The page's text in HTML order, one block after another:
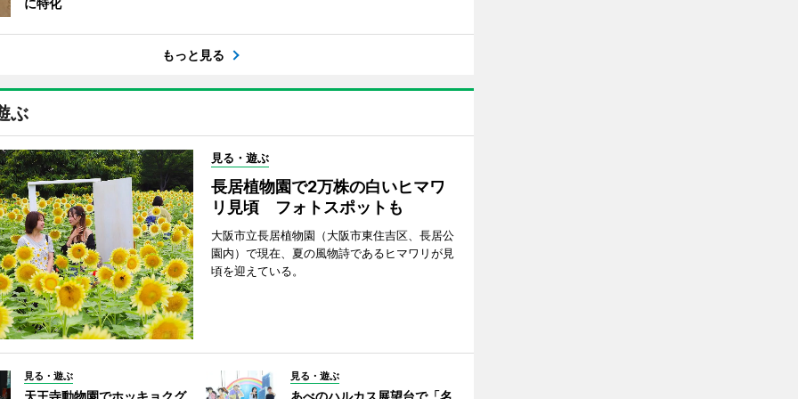
に特化
もっと見る
ぶ
見る・遊ぶ
長居植物園で2万株の白いヒマワ
リ見頃 フォトスポットも
大阪市立長居植物園（大阪市東住吉区、長居公
園内）で現在、夏の風物詩であるヒマワリが見
頃を迎えている。
見る・遊ぶ
天王寺動物園でホッキョクグ
見る・遊ぶ
あべのハルカス展望台で「名